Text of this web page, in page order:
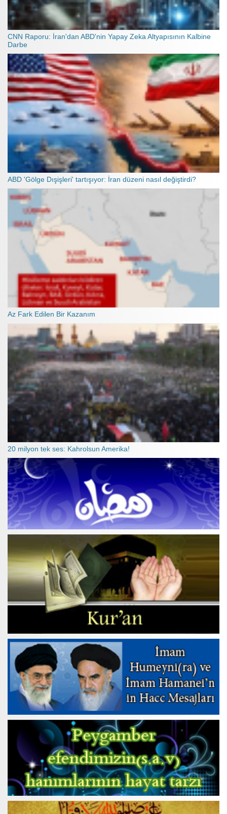
CNN Raporu: İran'dan ABD'nin Yapay Zeka Altyapısının Kalbine
Darbe
ABD 'Gölge Dışişleri' tartışıyor: İran düzeni nasıl değiştirdi?
Az Fark Edilen Bir Kazanım
20 milyon tek ses: Kahrolsun Amerika!